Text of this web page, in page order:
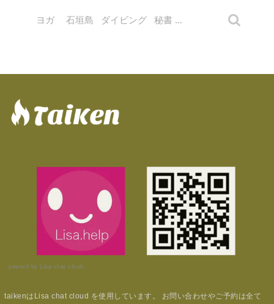
powerd by Lisa chat cloud.
taikenはLisa chat cloud を使用しています。 お問い合わせやご予約は全て